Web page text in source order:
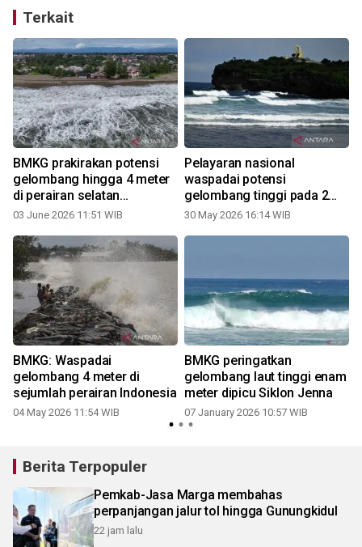
Terkait
BMKG prakirakan potensi
gelombang hingga 4 meter
di perairan selatan
Indonesia
03 June 2026 11:51 WIB
Pelayaran nasional
waspadai potensi
gelombang tinggi pada 2
Juni
30 May 2026 16:14 WIB
BMKG: Waspadai
gelombang 4 meter di
sejumlah perairan Indonesia
04 May 2026 11:54 WIB
BMKG peringatkan
gelombang laut tinggi enam
meter dipicu Siklon Jenna
07 January 2026 10:57 WIB
Berita Terpopuler
Pemkab-Jasa Marga membahas
perpanjangan jalur tol hingga Gunungkidul
22 jam lalu